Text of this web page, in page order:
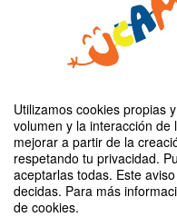
Utilizamos cookies propias
volumen y la interacción
mejorar a partir de la
respetando tu privacidad.
aceptarlas todas. Este
decidas. Para más
de cookies.
Compartir por email